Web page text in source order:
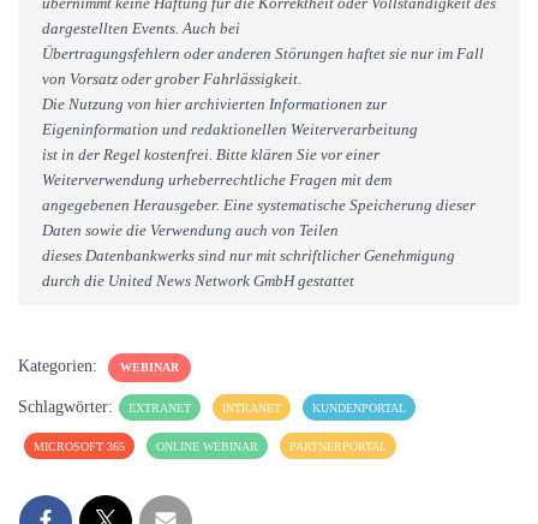
dargestellten Events. Auch bei
Übertragungsfehlern oder anderen Störungen haftet sie nur im Fall
von Vorsatz oder grober Fahrlässigkeit.
Die Nutzung von hier archivierten Informationen zur
Eigeninformation und redaktionellen Weiterverarbeitung
ist in der Regel kostenfrei. Bitte klären Sie vor einer
Weiterverwendung urheberrechtliche Fragen mit dem
angegebenen Herausgeber. Eine systematische Speicherung dieser
Daten sowie die Verwendung auch von Teilen
dieses Datenbankwerks sind nur mit schriftlicher Genehmigung
durch die United News Network GmbH gestattet
Kategorien: WEBINAR
Schlagwörter: EXTRANET INTRANET KUNDENPORTAL
MICROSOFT 365 ONLINE WEBINAR PARTNERPORTAL